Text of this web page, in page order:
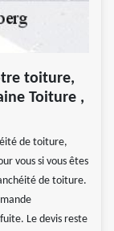
toiture,
Toiture ,
de toiture,
vous si vous êtes
de toiture.
Le devis reste